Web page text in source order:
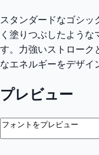
スタンダードなゴシッ
く塗りつぶしたよう
す。力強いストローク
なエネルギーをデザイ
プレビュー